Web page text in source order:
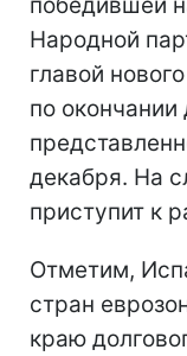
Народной
главой
по окончании
декабря. На
приступит к
Отметим,
стран
краю